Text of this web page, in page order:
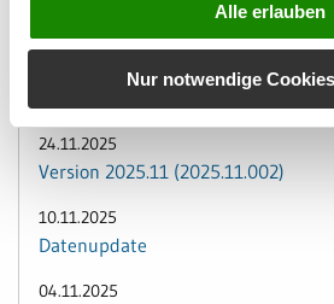
Alle erlauben
Nur notwendige
Version 2025.11 (2025.11.003)
24.11.2025
Version 2025.11 (2025.11.002)
10.11.2025
Datenupdate
04.11.2025